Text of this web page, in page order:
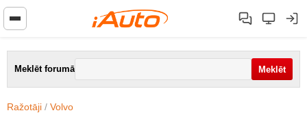
Meklēt forumā
Ražotāji / Volvo